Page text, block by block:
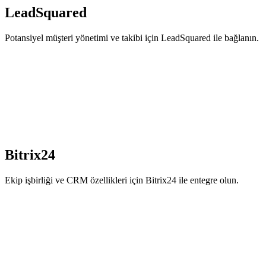
LeadSquared
Potansiyel müşteri yönetimi ve takibi için LeadSquared ile bağlanın.
Bitrix24
Ekip işbirliği ve CRM özellikleri için Bitrix24 ile entegre olun.